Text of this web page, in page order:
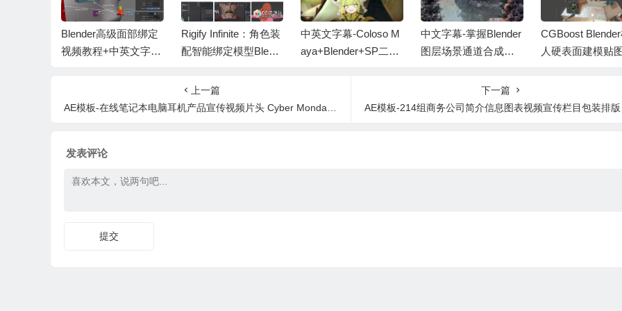
Blender高级面部绑定
视频教程+中英文字幕
Rigify Infinite：角色装
配智能绑定模型Blend
中英文字幕-Coloso M
aya+Blender+SP二次
图绑定动画教程
中文字幕-掌握Blender
图层场景通道合成工
ering Layers, Scenes
& Compositing in Blen
CGBoost
人硬表面建模贴
+中文字幕
上一篇
AE模板-在线笔记本电脑耳机产品宣传视频片头 Cyber Monday Product Promo
下一篇
AE模板-214组商务公司简介信息图表视频宣传栏目包装排版片头
发表评论